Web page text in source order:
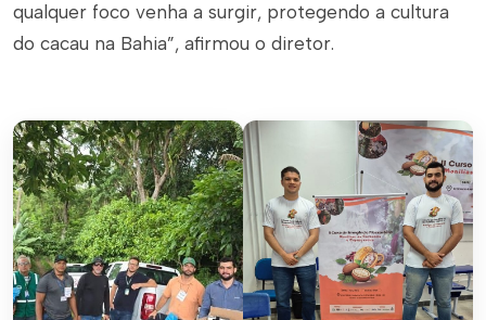
qualquer foco venha a surgir, protegendo a cultura
do cacau na Bahia”, afirmou o diretor.